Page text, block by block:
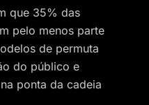
que 35% das
pelo menos parte
de permuta
do público e
ponta da cadeia